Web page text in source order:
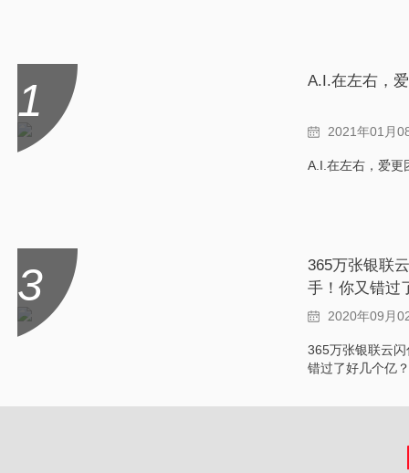
1 A.I.在左右，
2021年01月
A.I.在左右，爱更
3
365万张银联
手！你又错过
2020年09月
365万张银联云
错过了好几个亿